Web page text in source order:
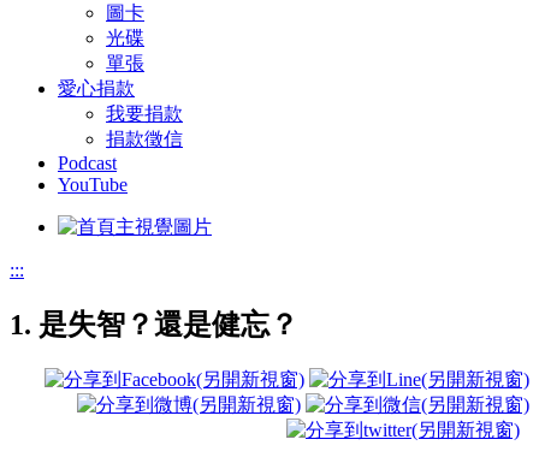
圖卡
光碟
單張
愛心捐款
我要捐款
捐款徵信
Podcast
YouTube
:::
1. 是失智？還是健忘？